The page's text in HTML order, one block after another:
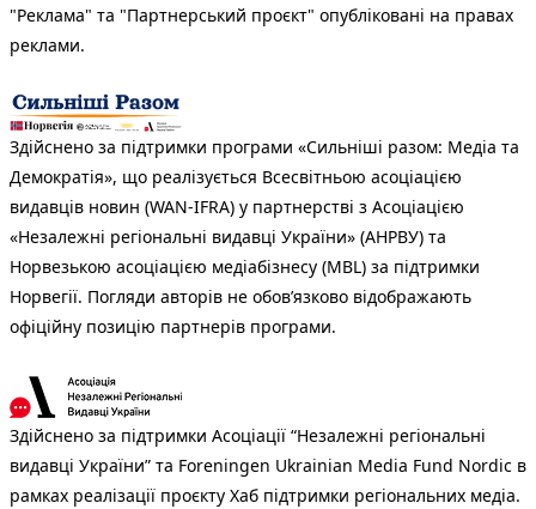
"Реклама" та "Партнерський проєкт" опубліковані на правах
реклами.
Здійснено за підтримки програми «Сильніші разом: Медіа та
Демократія», що реалізується Всесвітньою асоціацією
видавців новин (WAN-IFRA) у партнерстві з Асоціацією
«Незалежні регіональні видавці України» (АНРВУ) та
Норвезькою асоціацією медіабізнесу (MBL) за підтримки
Норвегії. Погляди авторів не обов’язково відображають
офіційну позицію партнерів програми.
Здійснено за підтримки Асоціації “Незалежні регіональні
видавці України” та Foreningen Ukrainian Media Fund Nordic в
рамках реалізації проєкту Хаб підтримки регіональних медіа.